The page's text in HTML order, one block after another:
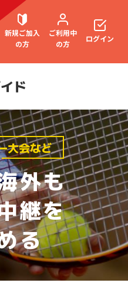
新規ご加入
の方
ご利用中
の方
・よくあるご質問
マガジン
ログイン
ド
大会など
外も
継を
る